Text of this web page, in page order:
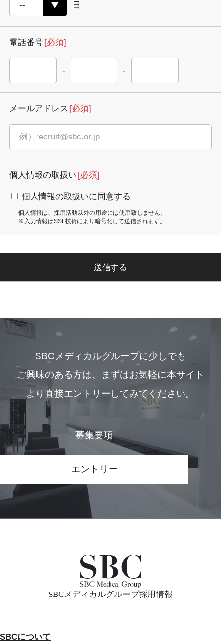
日
電話番号 [必須]
- -
メールアドレス [必須]
個人情報の取扱い [必須]
個人情報の取扱いに同意する
個人情報は、採用活動以外の用途には使用致しません。
※入力情報はSSL技術により暗号化して送信されます。
送信する
SBCメディカルグループに少しでも
ご興味のある方は、
まずはお気軽に本サイト
より直接エントリーしてみてください。
募集要項
エントリー
SBCメディカルグループ採用情報
SBCについて